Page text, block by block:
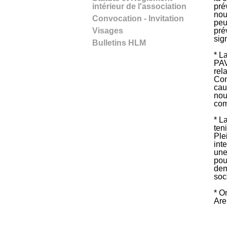
intérieur de l'association
Convocation - Invitation
Visages
Bulletins HLM
*
*
*